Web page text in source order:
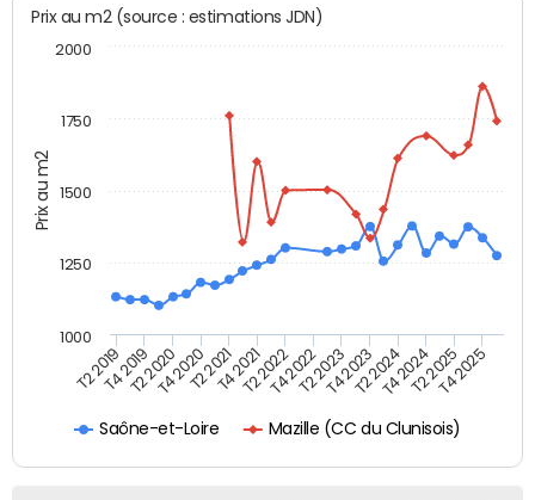
Prix au m2
Prix au m2 (source : estimations JDN)
Saône-et-Loire Mazille (CC du Clunisois)
T2 2019T4 2019T2 2020T4 2020T2 2021T4 2021T2 2022T4 2022T2 2023T4 2023T2 2024T4 2024T2 2025T4 2025
1000
2000
1250
1500
1750